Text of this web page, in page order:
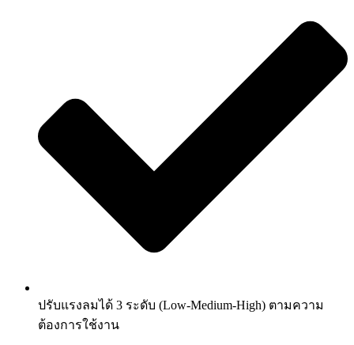
ปรับแรงลมได้ 3 ระดับ (Low-Medium-High) ตามความ
ต้องการใช้งาน